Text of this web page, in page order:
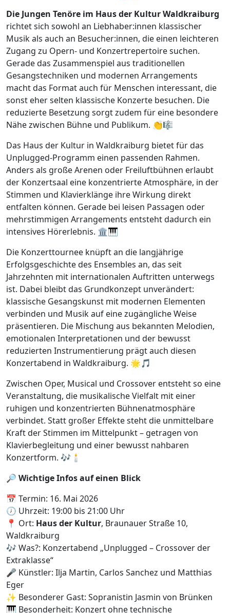
Die Jungen Tenöre im Haus der Kultur Waldkraiburg
richtet sich sowohl an Liebhaber:innen klassischer
Musik als auch an Besucher:innen, die einen leichteren
Zugang zu Opern- und Konzertrepertoire suchen.
Gerade das Zusammenspiel aus traditionellen
Gesangstechniken und modernen Arrangements
macht das Format auch für Menschen interessant, die
sonst eher selten klassische Konzerte besuchen. Die
reduzierte Besetzung sorgt zudem für eine besondere
Nähe zwischen Bühne und Publikum. 👏🎼
Das Haus der Kultur in Waldkraiburg bietet für das
Unplugged-Programm einen passenden Rahmen.
Anders als große Arenen oder Freiluftbühnen erlaubt
der Konzertsaal eine konzentrierte Atmosphäre, in der
Stimmen und Klavierklänge ihre Wirkung direkt
entfalten können. Gerade bei leisen Passagen oder
mehrstimmigen Arrangements entsteht dadurch ein
intensives Hörerlebnis. 🏛️🎹
Die Konzerttournee knüpft an die langjährige
Erfolgsgeschichte des Ensembles an, das seit
Jahrzehnten mit internationalen Auftritten unterwegs
ist. Dabei bleibt das Grundkonzept unverändert:
klassische Gesangskunst mit modernen Elementen
verbinden und Musik auf eine zugängliche Weise
präsentieren. Die Mischung aus bekannten Melodien,
emotionalen Interpretationen und der bewusst
reduzierten Instrumentierung prägt auch diesen
Konzertabend in Waldkraiburg. 🌟🎵
Zwischen Oper, Musical und Crossover entsteht so eine
Veranstaltung, die musikalische Vielfalt mit einer
ruhigen und konzentrierten Bühnenatmosphäre
verbindet. Statt großer Effekte steht die unmittelbare
Kraft der Stimmen im Mittelpunkt – getragen von
Klavierbegleitung und einer bewusst nahbaren
Konzertform. 🎶🕯️
🔎 Wichtige Infos auf einen Blick
📅 Termin: 16. Mai 2026
🕖 Uhrzeit: 19:00 bis 21:00 Uhr
📍 Ort: Haus der Kultur, Braunauer Straße 10,
Waldkraiburg
🎶 Was?: Konzertabend „Unplugged – Crossover der
Extraklasse“
🎤 Künstler: Ilja Martin, Carlos Sanchez und Matthias
Eger
✨ Besonderer Gast: Sopranistin Jasmin von Brünken
🎹 Besonderheit: Konzert ohne technische